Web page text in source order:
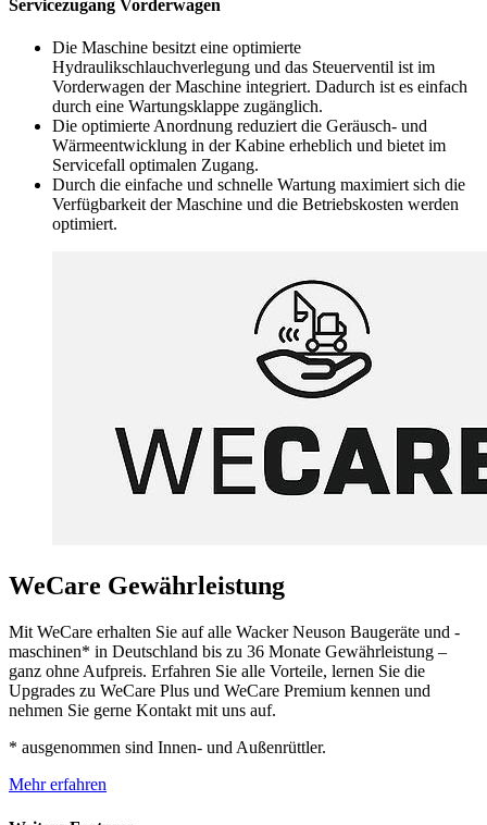
Servicezugang Vorderwagen
Die Maschine besitzt eine optimierte
Hydraulikschlauchverlegung und das Steuerventil ist im
Vorderwagen der Maschine integriert. Dadurch ist es einfach
durch eine Wartungsklappe zugänglich.
Die optimierte Anordnung reduziert die Geräusch- und
Wärmeentwicklung in der Kabine erheblich und bietet im
Servicefall optimalen Zugang.
Durch die einfache und schnelle Wartung maximiert sich die
Verfügbarkeit der Maschine und die Betriebskosten werden
optimiert.
WeCare Gewährleistung
Mit WeCare erhalten Sie auf alle Wacker Neuson Baugeräte und -
maschinen* in Deutschland bis zu 36 Monate Gewährleistung –
ganz ohne Aufpreis. Erfahren Sie alle Vorteile, lernen Sie die
Upgrades zu WeCare Plus und WeCare Premium kennen und
nehmen Sie gerne Kontakt mit uns auf.
* ausgenommen sind Innen- und Außenrüttler.
Mehr erfahren